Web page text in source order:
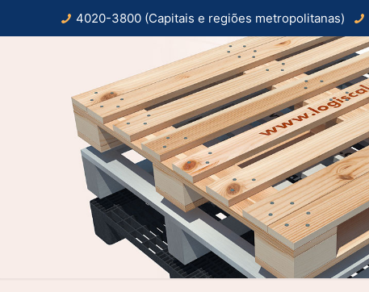
4020-3800 (Capitais e regiões metropolitanas)